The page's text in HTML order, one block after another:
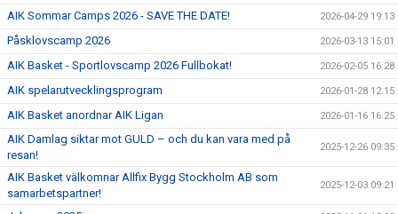
AIK Sommar Camps 2026 - SAVE THE DATE! 2026-04-29 19:13
Påsklovscamp 2026 2026-03-13 15:01
AIK Basket - Sportlovscamp 2026 Fullbokat! 2026-02-05 16:28
AIK spelarutvecklingsprogram 2026-01-28 12:15
AIK Basket anordnar AIK Ligan 2026-01-16 16:25
AIK Damlag siktar mot GULD – och du kan vara med på
resan!
2025-12-26 09:35
AIK Basket välkomnar Allfix Bygg Stockholm AB som
samarbetspartner!
2025-12-03 09:21